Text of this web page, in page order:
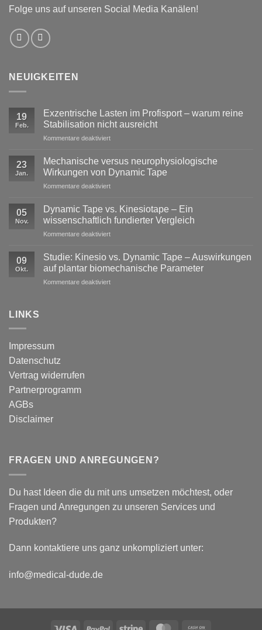
Folge uns auf unseren Social Media Kanälen!
NEUIGKEITEN
19
Feb.
Exzentrische Lasten im Profisport – warum reine
Stabilisation nicht ausreicht
Kommentare deaktiviertfür
im
Profisport
–
reine
Stabilisation
ausreicht
23
Jan.
Mechanische versus neurophysiologische
Wirkungen von Dynamic Tape
Kommentare deaktiviertfür
versus
neurophysiologische
Wirkungen
von
05
Nov.
Dynamic Tape vs. Kinesiotape – Ein
wissenschaftlich fundierter Vergleich
Kommentare deaktiviertfür
Tape
Kinesiotape
–
09
Okt.
Studie: Kinesio vs. Dynamic Tape – Auswirkungen
auf plantar biomechanische Parameter
Kommentare deaktiviertfür
LINKS
Impressum
Datenschutz
Vertrag widerrufen
Partnerprogramm
AGBs
Disclaimer
FRAGEN UND ANREGUNGEN?
Du hast Ideen die du mit uns umsetzen möchtest, oder
Fragen und Anregungen zu unseren Services und
Produkten?
Dann kontaktiere uns ganz unkompliziert unter:
info@medical-dude.de
Visa PayPal Stripe MasterCard